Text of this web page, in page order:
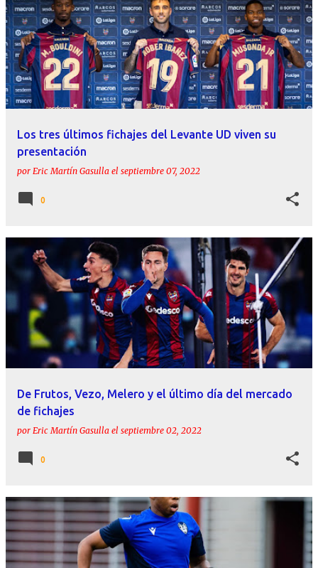
Los tres últimos fichajes del Levante UD viven su
presentación
por Eric Martín Gasulla el septiembre 07, 2022
0
De Frutos, Vezo, Melero y el último día del mercado
de fichajes
por Eric Martín Gasulla el septiembre 02, 2022
0